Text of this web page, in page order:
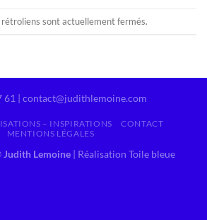
sont actuellement fermés.
61 | contact@judithlemoine.com
– INSPIRATIONS
CONTACT
MENTIONS LÉGALES
Judith Lemoine | Réalisation Toile bleue